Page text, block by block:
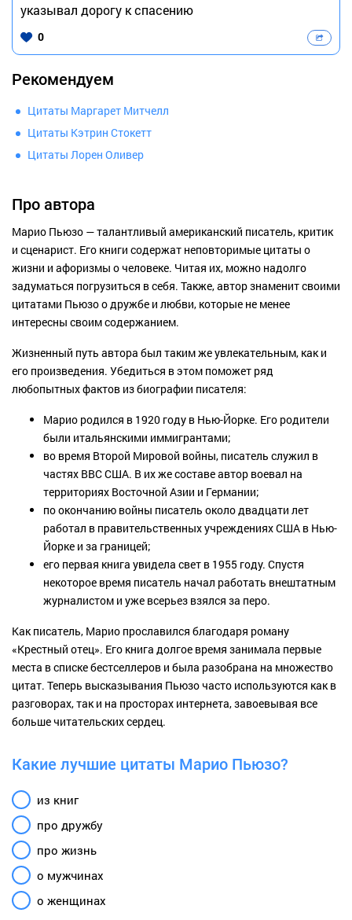
указывал дорогу к спасению
0
Рекомендуем
Цитаты Маргарет Митчелл
Цитаты Кэтрин Стокетт
Цитаты Лорен Оливер
Про автора
Марио Пьюзо — талантливый американский писатель, критик
и сценарист. Его книги содержат неповторимые цитаты о
жизни и афоризмы о человеке. Читая их, можно надолго
задуматься погрузиться в себя. Также, автор знаменит своими
цитатами Пьюзо о дружбе и любви, которые не менее
интересны своим содержанием.
Жизненный путь автора был таким же увлекательным, как и
его произведения. Убедиться в этом поможет ряд
любопытных фактов из биографии писателя:
Марио родился в 1920 году в Нью-Йорке. Его родители
были итальянскими иммигрантами;
во время Второй Мировой войны, писатель служил в
частях ВВС США. В их же составе автор воевал на
территориях Восточной Азии и Германии;
по окончанию войны писатель около двадцати лет
работал в правительственных учреждениях США в Нью-
Йорке и за границей;
его первая книга увидела свет в 1955 году. Спустя
некоторое время писатель начал работать внештатным
журналистом и уже всерьез взялся за перо.
Как писатель, Марио прославился благодаря роману
«Крестный отец». Его книга долгое время занимала первые
места в списке бестселлеров и была разобрана на множество
цитат. Теперь высказывания Пьюзо часто используются как в
разговорах, так и на просторах интернета, завоевывая все
больше читательских сердец.
Какие лучшие цитаты Марио Пьюзо?
из книг
про дружбу
про жизнь
о мужчинах
о женщинах